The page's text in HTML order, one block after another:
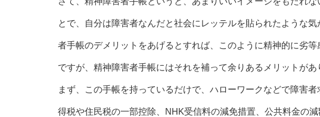
とで、自分は障害者なんだと社会にレッテルを貼られたような
者手帳のデメリットをあげるとすれば、このように精神的に劣
ですが、精神障害者手帳にはそれを補って余りあるメリットがあ
まず、この手帳を持っているだけで、ハローワークなどで障害
得税や住民税の一部控除、NHK受信料の減免措置、公共料金の